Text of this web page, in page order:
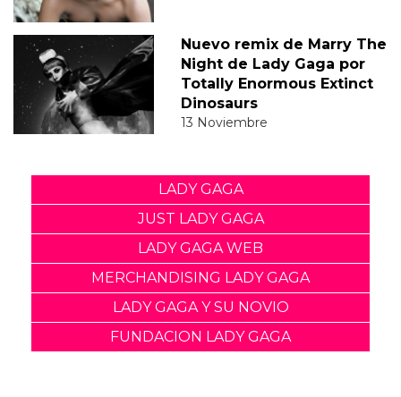
Nuevo remix de Marry The
Night de Lady Gaga por
Totally Enormous Extinct
Dinosaurs
13 Noviembre
LADY GAGA
JUST LADY GAGA
LADY GAGA WEB
MERCHANDISING LADY GAGA
LADY GAGA Y SU NOVIO
FUNDACION LADY GAGA